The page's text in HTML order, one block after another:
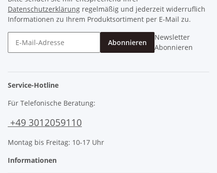
Datenschutzerklärung regelmäßig und jederzeit widerruflich
Informationen zu Ihrem Produktsortiment per E-Mail zu.
Abonnieren
Newsletter
Abonnieren
Service-Hotline
Für Telefonische Beratung:
+49 3012059110
Montag bis Freitag: 10-17 Uhr
Informationen